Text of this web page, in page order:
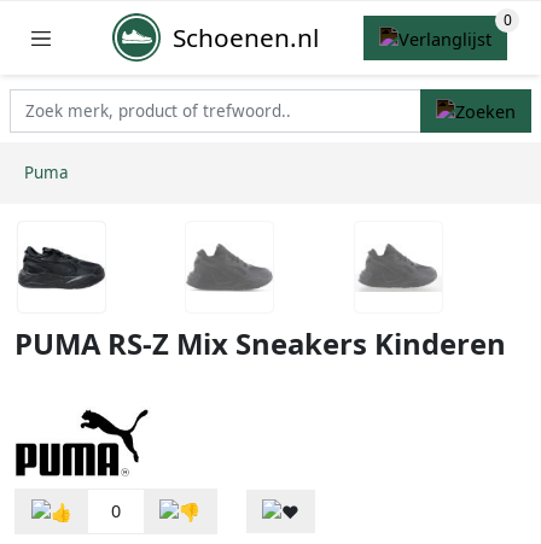
Schoenen.nl
Puma
PUMA RS-Z Mix Sneakers Kinderen
0